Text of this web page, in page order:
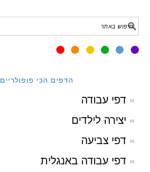
הדפים הכי פופולריים
דפי עבודה
יצירה לילדים
דפי צביעה
דפי עבודה באנגלית